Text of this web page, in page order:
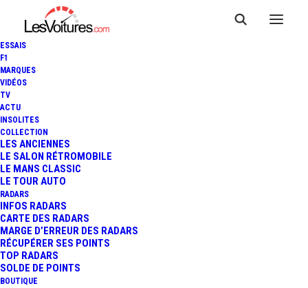
ESSAIS
F1
MARQUES
VIDÉOS
TV
ACTU
INSOLITES
COLLECTION
LES ANCIENNES
LE SALON RÉTROMOBILE
LE MANS CLASSIC
LE TOUR AUTO
RADARS
INFOS RADARS
CARTE DES RADARS
MARGE D’ERREUR DES RADARS
RÉCUPÉRER SES POINTS
TOP RADARS
SOLDE DE POINTS
BOUTIQUE
RADAR : NANO, LA NOUVELLE
« TERREUR » DES
AUTOMOBILISTES
3 Minutes